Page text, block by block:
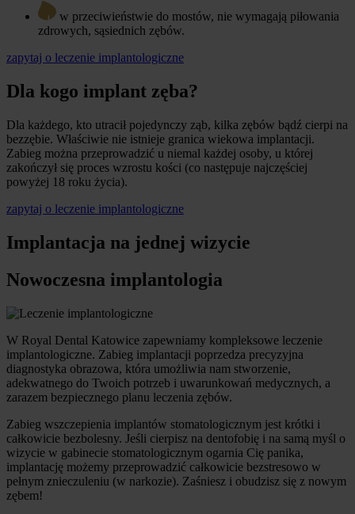
w przeciwieństwie do mostów, nie wymagają piłowania
zdrowych, sąsiednich zębów.
zapytaj o leczenie implantologiczne
Dla kogo implant zęba?
Dla każdego, kto utracił pojedynczy ząb, kilka zębów bądź cierpi na
bezzębie. Właściwie nie istnieje granica wiekowa implantacji.
Zabieg można przeprowadzić u niemal każdej osoby, u której
zakończył się proces wzrostu kości (co następuje najczęściej
powyżej 18 roku życia).
zapytaj o leczenie implantologiczne
Implantacja na jednej wizycie
Nowoczesna implantologia
W Royal Dental Katowice zapewniamy kompleksowe leczenie
implantologiczne. Zabieg implantacji poprzedza precyzyjna
diagnostyka obrazowa, która umożliwia nam stworzenie,
adekwatnego do Twoich potrzeb i uwarunkowań medycznych, a
zarazem bezpiecznego planu leczenia zębów.
Zabieg wszczepienia implantów stomatologicznym jest krótki i
całkowicie bezbolesny. Jeśli cierpisz na dentofobię i na samą myśl o
wizycie w gabinecie stomatologicznym ogarnia Cię panika,
implantację możemy przeprowadzić całkowicie bezstresowo w
pełnym znieczuleniu (w narkozie). Zaśniesz i obudzisz się z nowym
zębem!